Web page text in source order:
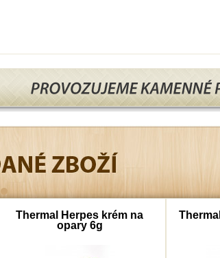
Thermal Herpes krém na
opary 6g